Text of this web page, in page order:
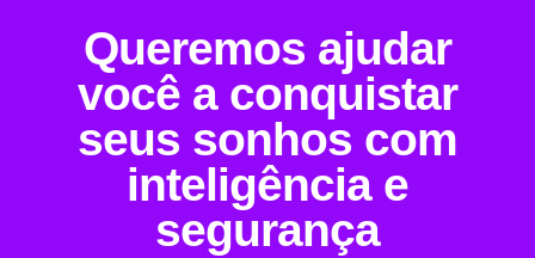
Queremos ajudar
você a conquistar
seus sonhos com
inteligência e
segurança